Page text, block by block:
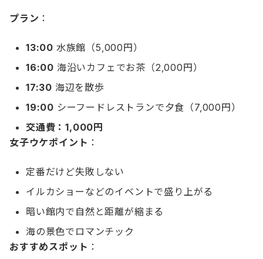
プラン ：
13:00 水族館（5,000円）
16:00 海沿いカフェでお茶（2,000円）
17:30 海辺を散歩
19:00 シーフードレストランで夕食（7,000円）
交通費：1,000円
女子ウケポイント ：
定番だけど失敗しない
イルカショーなどのイベントで盛り上がる
暗い館内で自然と距離が縮まる
海の景色でロマンチック
おすすめスポット ：